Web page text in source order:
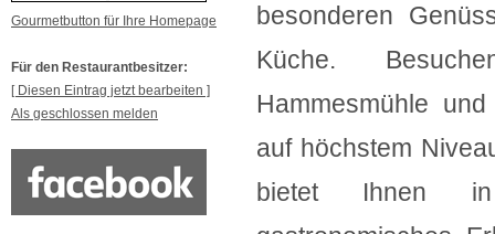
Gourmetbutton für Ihre Homepage
Für den Restaurantbesitzer:
[ Diesen Eintrag jetzt bearbeiten ]
Als geschlossen melden
besonderen
Küche.
Hammesmühle
auf höchstem
bietet Ihnen